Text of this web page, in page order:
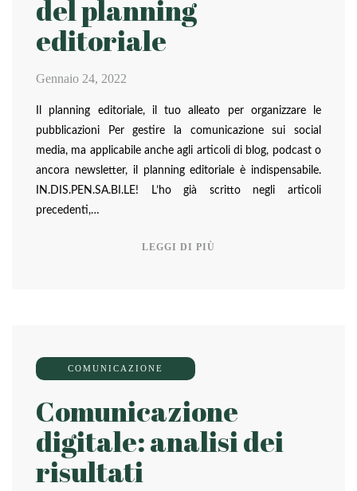
del planning
editoriale
Gennaio 24, 2022
Il planning editoriale, il tuo alleato per organizzare le
pubblicazioni Per gestire la comunicazione sui social
media, ma applicabile anche agli articoli di blog, podcast o
ancora newsletter, il planning editoriale è indispensabile.
IN.DIS.PEN.SA.BI.LE! L’ho già scritto negli articoli
precedenti,…
LEGGI DI PIÙ
COMUNICAZIONE
Comunicazione
digitale: analisi dei
risultati